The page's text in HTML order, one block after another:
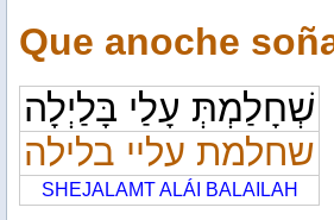
Que anoche
שְׁחָלַמְתְּ עָלַי בָּלַיְלָה
שחלמת עליי בלילה
SHEJALAMT ALÁI BALAILAH